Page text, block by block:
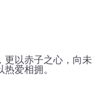
更以赤子之心，向未
爱相拥。